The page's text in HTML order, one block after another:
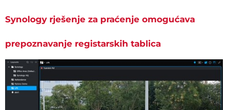
Synology rješenje za praćenje omogućava
prepoznavanje registarskih tablica